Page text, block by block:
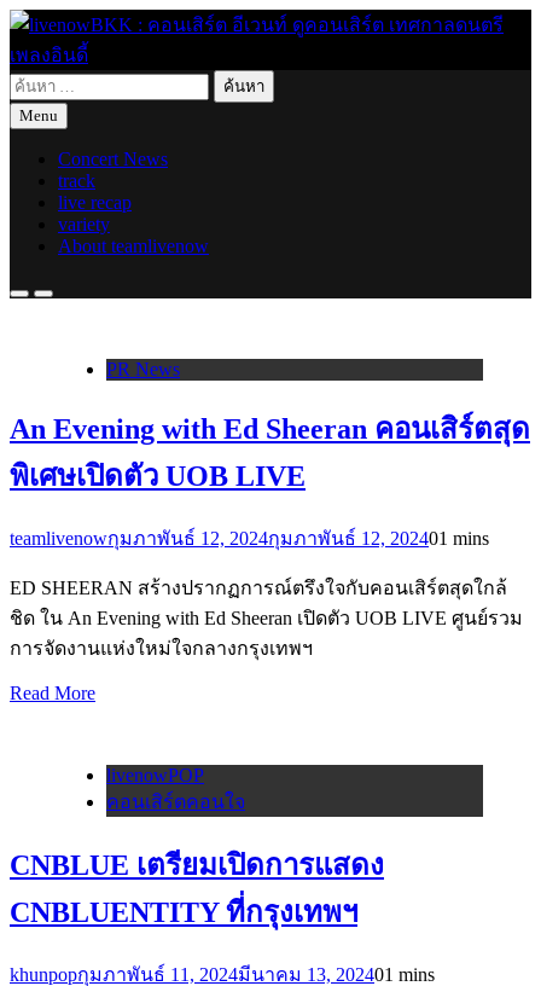
Skip
content
livenowBKK : คอนเสิร์ต อีเวนท์
ดูคอนเสิร์ต เทศกาลดนตรี เพลง
อินดี้
live for today
ค้นหา
สำหรับ:
Menu
Concert News
track
live recap
variety
About teamlivenow
PR News
An Evening with Ed Sheeran คอนเสิร์ตสุด
พิเศษเปิดตัว UOB LIVE
teamlivenowกุมภาพันธ์ 12, 2024กุมภาพันธ์ 12, 202401 mins
ED SHEERAN สร้างปรากฏการณ์ตรึงใจกับคอนเสิร์ตสุดใกล้
ชิด ใน An Evening with Ed Sheeran เปิดตัว UOB LIVE ศูนย์รวม
การจัดงานแห่งใหม่ใจกลางกรุงเทพฯ
Read More
livenowPOP
คอนเสิร์ตคอนใจ
CNBLUE เตรียมเปิดการแสดง
CNBLUENTITY ที่กรุงเทพฯ
khunpopกุมภาพันธ์ 11, 2024มีนาคม 13, 202401 mins